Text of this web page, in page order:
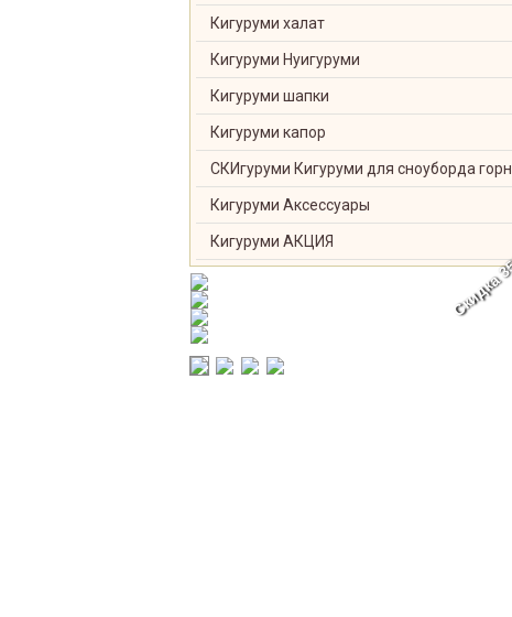
Кигуруми халат
Кигуруми Нуигуруми
Кигуруми шапки
Кигуруми капор
СКИгуруми Кигуруми для сноуборда
Кигуруми Аксессуары
Кигуруми АКЦИЯ
Скидка